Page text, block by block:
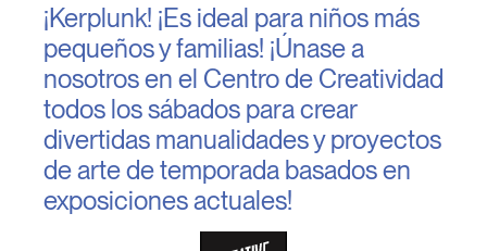
¡Kerplunk! ¡Es ideal para niños más
pequeños y familias! ¡Únase a
nosotros en el Centro de Creatividad
todos los sábados para crear
divertidas manualidades y proyectos
de arte de temporada basados ​​en
exposiciones actuales!